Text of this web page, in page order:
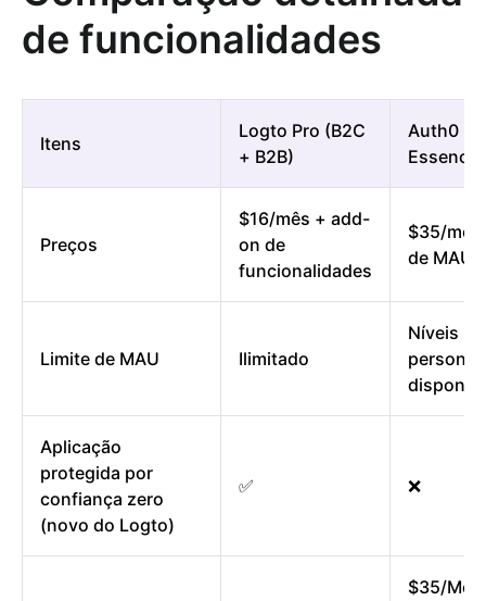
de funcionalidades
Itens
Logto Pro (B2C
+ B2B)
Auth0
Preços
$16/mês + add-
on de
funcionalidades
$35/
de MAU
Limite de MAU Ilimitado
Níveis
Aplicação
protegida por
confiança zero
(novo do Logto)
✅ ❌
$35/Mês